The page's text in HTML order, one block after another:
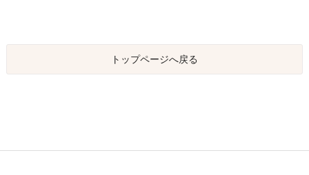
トップページへ戻る